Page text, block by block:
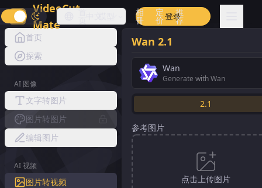
VideoCut
Mate
首 相
冊
定
价
推
荐
登录
首页
探索
AI 图像
文字转图片
图片转图片
编辑图片
AI 视频
图片转视频
Wan 2.1
Wan
Generate with Wan
2.1
参考图片
点击上传图片